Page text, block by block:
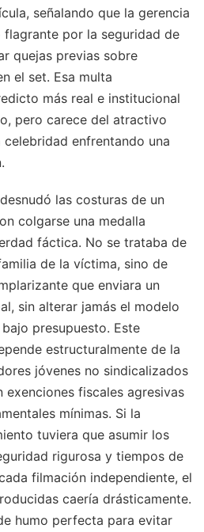
señalando que la gerencia
por la seguridad de
quejas previas sobre
el set. Esa multa
más real e institucional
pero carece del atractivo
enfrentando una
las costuras de un
colgarse una medalla
fáctica. No se trataba de
de la víctima, sino de
que enviara un
sin alterar jamás el modelo
presupuesto. Este
estructuralmente de la
jóvenes no sindicalizados
exenciones fiscales agresivas
mínimas. Si la
tuviera que asumir los
rigurosa y tiempos de
filmación independiente, el
caería drásticamente.
humo perfecta para evitar